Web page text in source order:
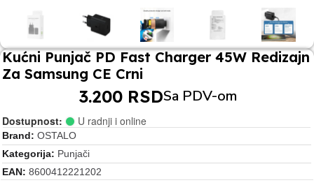
Kućni Punjač PD Fast Charger 45W Redizajn
Za Samsung CE Crni
3.200 RSDSa PDV-om
Dostupnost: U radnji i online
Brand
OSTALO
Kategorija
Punjači
EAN 8600412221202